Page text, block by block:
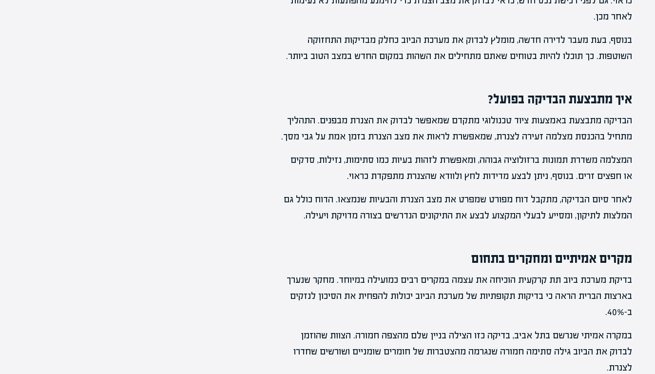
לאחר מכן.
בנוסף, בעת מעבר לדירה חדשה, מומלץ לבדוק את מערכת הביוב כחלק מבדיקות התחזוקה
השוטפות. כך תוכלו להיות בטוחים שאתם מתחילים את השהות במקום החדש במצב הטוב ביותר.
איך מתבצעת הבדיקה בפועל?
הבדיקה מתבצעת באמצעות ציוד טכנולוגי מתקדם שמאפשר לבדוק את הצנרת מבפנים. התהליך
מתחיל בהכנסת מצלמה זעירה לצנרת, שמאפשרת לראות את מצב הצנרת בזמן אמת על גבי מסך.
המצלמה משדרת תמונות ברזולוציה גבוהה, ומאפשרת לזהות בעיות כמו סתימות, נזילות, סדקים
או חפצים זרים. בנוסף, ניתן לבצע מדידות לחץ ולוודא שהצנרת מתפקדת כראוי.
לאחר סיום הבדיקה, מתקבל דוח מפורט שמפרט את מצב הצנרת והבעיות שנמצאו. הדוח כולל גם
המלצות לתיקון, ומסייע לבעלי המקצוע לבצע את התיקונים הנדרשים בצורה מדויקת ויעילה.
מקרים אמיתיים ומחקרים בתחום
בדיקת מערכת ביוב תת קרקעית הוכיחה את עצמה במקרים רבים כמועילה במיוחד. מחקר שנערך
בארצות הברית הראה כי בדיקות תקופתיות של מערכת הביוב יכולות להפחית את הסיכון לנזקים
ב-40%.
במקרה אמיתי שנרשם בתל אביב, בדיקה כזו הצילה בניין שלם מהצפה חמורה. הצוות שהוזמן
לבדוק את הביוב גילה סתימה חמורה שנגרמה מהצטברות של חומרים שומניים ושורשים שחדרו
לצנרת.